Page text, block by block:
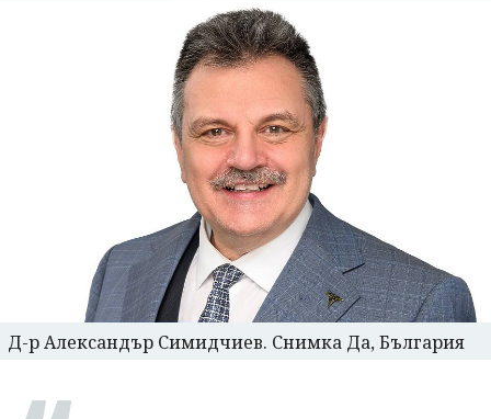
Д-р Александър Симидчиев. Снимка Да, България